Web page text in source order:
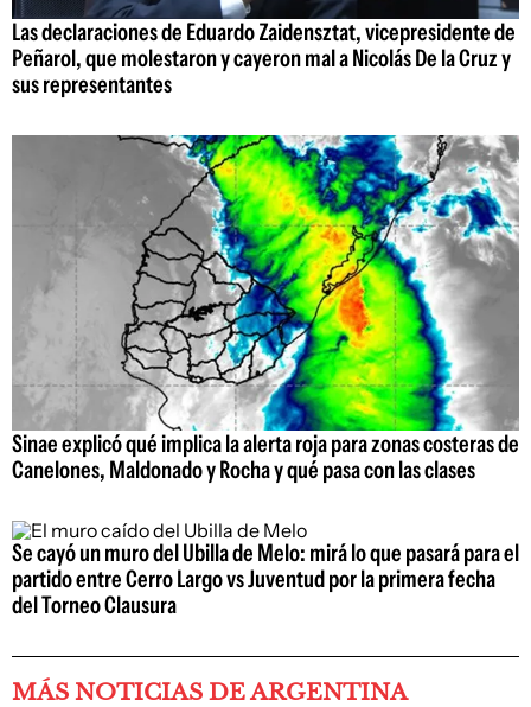
Las declaraciones de Eduardo Zaidensztat, vicepresidente de
Peñarol, que molestaron y cayeron mal a Nicolás De la Cruz y
sus representantes
Sinae explicó qué implica la alerta roja para zonas costeras de
Canelones, Maldonado y Rocha y qué pasa con las clases
Se cayó un muro del Ubilla de Melo: mirá lo que pasará para el
partido entre Cerro Largo vs Juventud por la primera fecha
del Torneo Clausura
MÁS NOTICIAS DE ARGENTINA